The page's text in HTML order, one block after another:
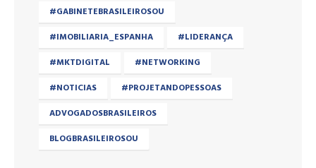
#GABINETEBRASILEIROSOU
#IMOBILIARIA_ESPANHA
#LIDERANÇA
#MKTDIGITAL
#NETWORKING
#NOTICIAS
#PROJETANDOPESSOAS
ADVOGADOSBRASILEIROS
BLOGBRASILEIROSOU